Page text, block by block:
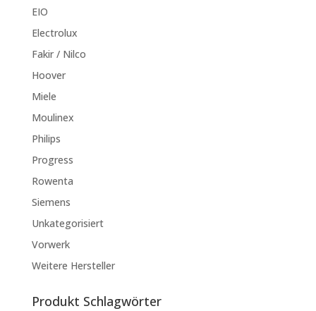
EIO
Electrolux
Fakir / Nilco
Hoover
Miele
Moulinex
Philips
Progress
Rowenta
Siemens
Unkategorisiert
Vorwerk
Weitere Hersteller
Produkt Schlagwörter